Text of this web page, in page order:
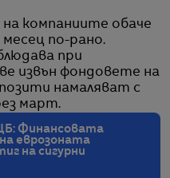
компаниите обаче
месец по-рано.
при
извън фондовете на
намаляват с
март.
Финансовата
еврозоната
на сигурни